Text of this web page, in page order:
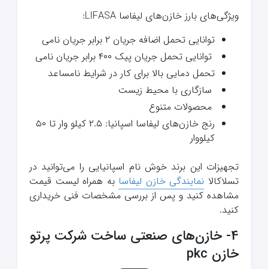
ویژگی‌های بارز خازن‌های لیفاسا LIFASA:
توانایی تحمل اضافه جریان ۲ برابر جریان نامی
توانایی تحمل جریان پیک ۴۰۰ برابر جریان نامی
تحمل دمایی بالا برای کار در شرایط نامساعد
سازگاری با محیط زیست
محصولات متنوع
رنج خازن‌های لیفاسا اسپانیا: ۲.۵ کیلو وار تا ۵۰
کیلووار
تجهیزات این برند خوش نام اسپانیایی را می‌توانید در
تسلاکالا نمایندگی خازن لیفاسا به همراه لیست قیمت
مشاهده کنید و پس از بررسی مشخصات فنی خریداری
کنید.
4- خازن‌های صنعتی ساخت شرکت پرتو
خازن pkc